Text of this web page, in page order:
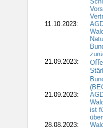
11.10.2023:
21.09.2023:
21.09.2023:
ist
28.08.2023: